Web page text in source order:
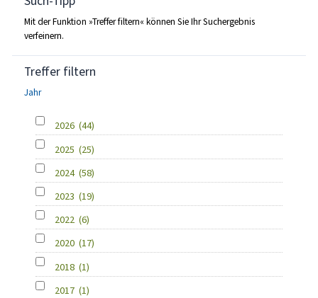
Mit der Funktion »Treffer filtern« können Sie Ihr Suchergebnis
verfeinern.
Treffer filtern
Jahr
2026 (44)
2025 (25)
2024 (58)
2023 (19)
2022 (6)
2020 (17)
2018 (1)
2017 (1)